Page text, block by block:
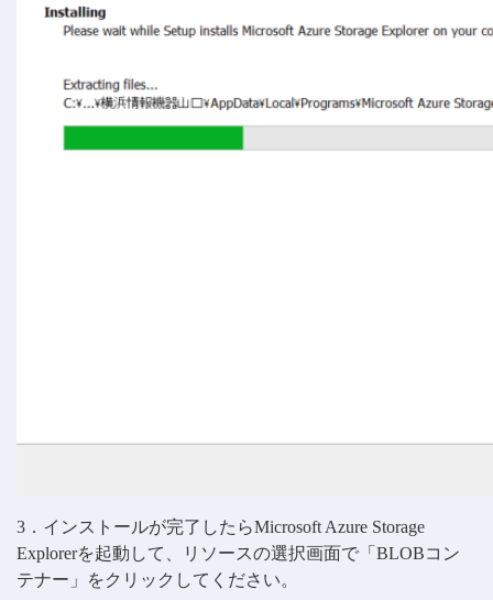
3．インストールが完了したらMicrosoft Azure Storage
Explorerを起動して、リソースの選択画面で「BLOBコン
テナー」をクリックしてください。